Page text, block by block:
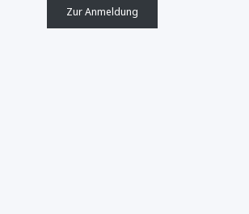
Zur Anmeldung